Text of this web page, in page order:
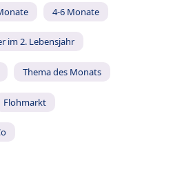
4-6 Monate
im 2. Lebensjahr
Thema des Monats
Flohmarkt